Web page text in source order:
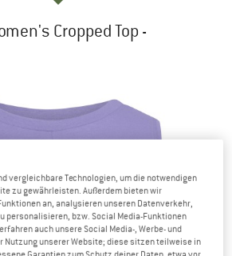
Cropped Top -
vergleichbare Technologien, um die notwendigen
zu gewährleisten. Außerdem bieten wir
an, analysieren unseren Datenverkehr,
personalisieren, bzw. Social Media-Funktionen
auch unsere Social Media-, Werbe- und
Nutzung unserer Website; diese sitzen teilweise in